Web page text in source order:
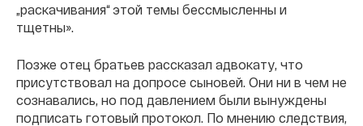
„раскачивания“ этой темы бессмысленны и
тщетны».
Позже отец братьев рассказал адвокату, что
присутствовал на допросе сыновей. Они ни в чем не
сознавались, но под давлением были вынуждены
подписать готовый протокол. По мнению следствия,